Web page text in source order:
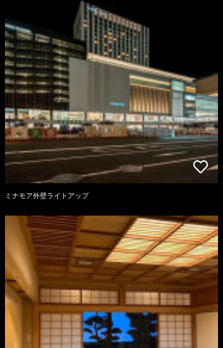
ミナモア外壁ライトアップ